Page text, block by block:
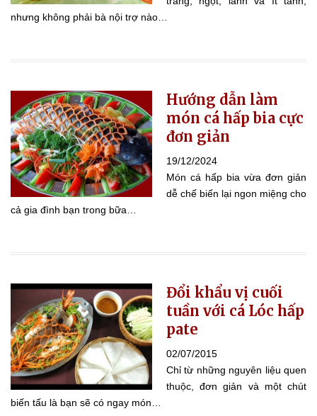
nhưng không phải bà nội trợ nào…
Hướng dẫn làm
món cá hấp bia cực
đơn giản
19/12/2024
Món cá hấp bia vừa đơn giản
dễ chế biến lại ngon miệng cho
cả gia đình bạn trong bữa…
Đổi khẩu vị cuối
tuần với cá Lóc hấp
pate
02/07/2015
Chỉ từ những nguyên liệu quen
thuộc, đơn giản và một chút
biến tấu là bạn sẽ có ngay món…